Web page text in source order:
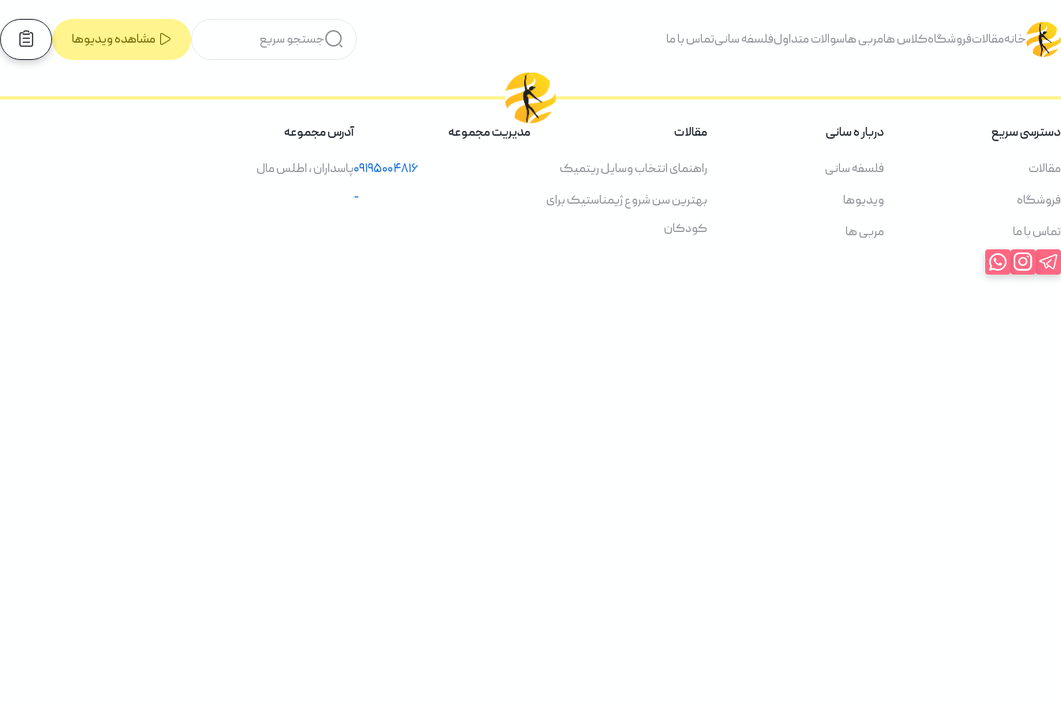
خانهمقالاتفروشگاهکلاس هامربی هاسوالات متداولفلسفه سانیتماس با ما مشاهده ویدیوها
دسترسی سریع
مقالات
فروشگاه
تماس با ما
دربار ه سانی
فلسفه سانی
ویدیوها
مربی ها
مقالات
راهنمای انتخاب وسایل ریتمیک
بهترین سن شروع ژیمناستیک برای
کودکان
مدیریت مجموعه
۰۹۱۹۵۰۰۴۸۱۶
-
آدرس مجموعه
پاسداران ، اطلس مال